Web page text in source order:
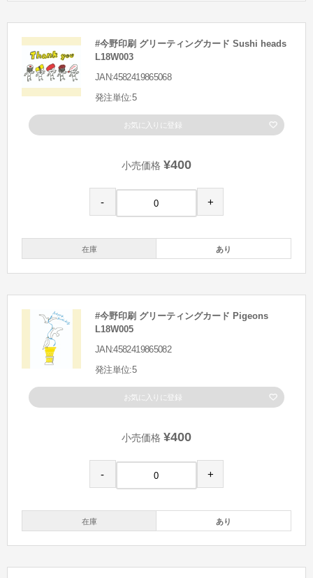
#今野印刷 グリーティングカード Sushi heads
L18W003
JAN:4582419865068
発注単位:5
お気に入りに登録
小売価格 ¥400
- +
在庫 あり
#今野印刷 グリーティングカード Pigeons
L18W005
JAN:4582419865082
発注単位:5
お気に入りに登録
小売価格 ¥400
- +
在庫 あり